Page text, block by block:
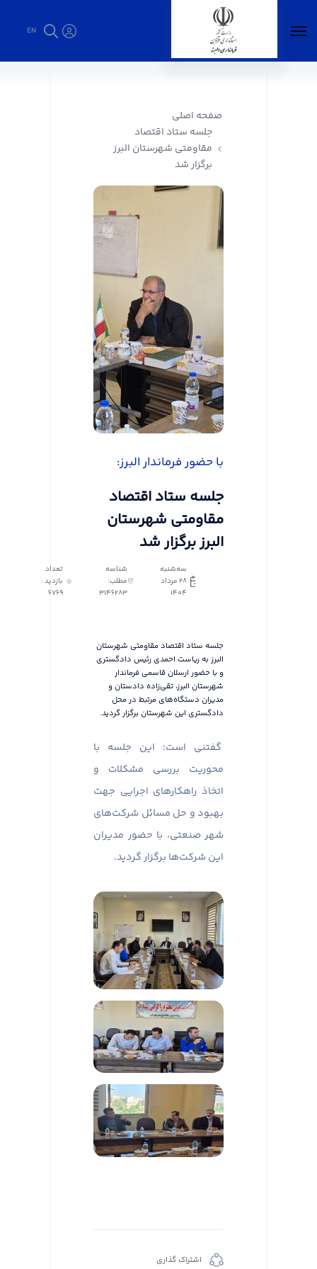
EN
صفحه اصلی
جلسه ستاد اقتصاد
مقاومتی شهرستان البرز
برگزار شد
با حضور فرماندار البرز:
جلسه ستاد اقتصاد
مقاومتی شهرستان
البرز برگزار شد
سه‌شنبه
28 مرداد
1404
شناسه
مطلب:
3146283
تعداد
بازدید :
6769
جلسه ستاد اقتصاد مقاومتی شهرستان
البرز به ریاست احمدی رئیس دادگستری
و با حضور ارسلان قاسمی فرماندار
شهرستان البرز، تقی‌زاده دادستان و
مدیران دستگاه‌های مرتبط در محل
دادگستری این شهرستان برگزار گردید.
گفتنی است؛ این جلسه با
محوریت بررسی مشکلات و
اتخاذ راهکارهای اجرایی جهت
بهبود و حل مسائل شرکت‌های
شهر صنعتی، با حضور مدیران
این شرکت‌ها برگزار گردید.
اشتراک گذاری